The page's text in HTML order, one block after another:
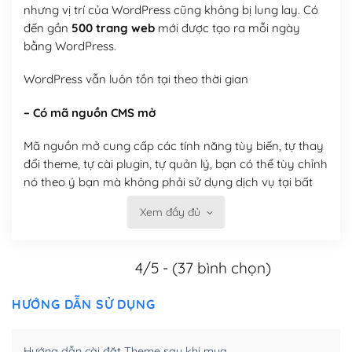
nhưng vị trí của WordPress cũng không bị lung lay. Có
đến gần 500 trang webmới được tạo ra mỗi ngày
bằng WordPress.
WordPress vẫn luôn tồn tại theo thời gian
– Có mã nguồn CMS mở
Mã nguồn mở cung cấp các tính năng tùy biến, tự thay
đổi theme, tự cài plugin, tự quản lý, bạn có thể tùy chỉnh
nó theo ý bạn mà không phải sử dụng dịch vụ tại bất
Xem đầy đủ
4/5 - (37 bình chọn)
HƯỚNG DẪN SỬ DỤNG